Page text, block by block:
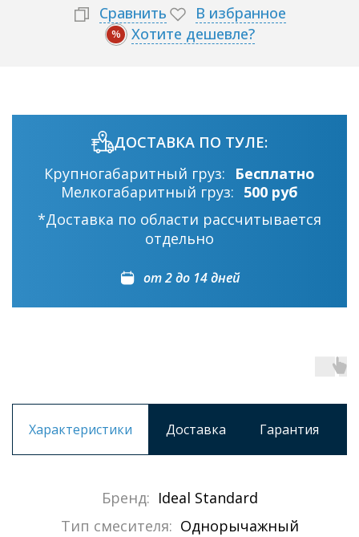
Сравнить В избранное
% Хотите дешевле?
ДОСТАВКА ПО ТУЛЕ:
Крупногабаритный груз:
Бесплатно
Мелкогабаритный груз: 500 руб
*Доставка по области рассчитывается
отдельно
от 2 до 14 дней
Характеристики Доставка Гарантия
Бренд: Ideal Standard
Тип смесителя: Однорычажный